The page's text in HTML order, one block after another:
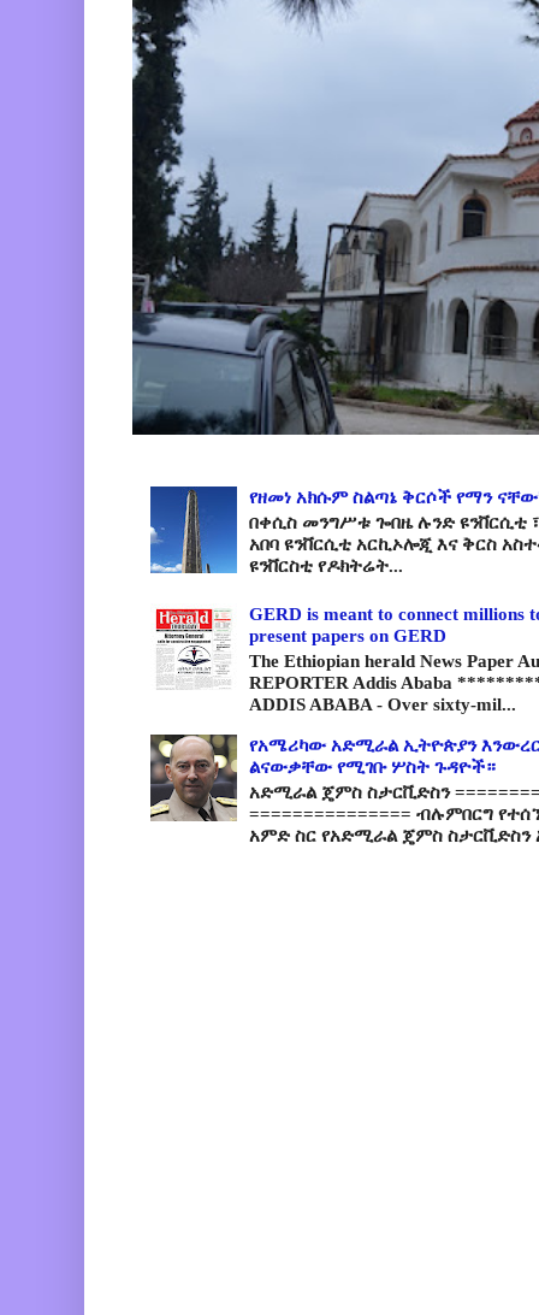
የዘመነ አክሱም ስልጣኔ ቅርሶች የማን
በቀሲስ መንግሥቱ ጐበዜ ሉንድ ዩንቨርሲቲ
አበባ ዩንቨርሲቲ አርኪኦሎጂ እና ቅርስ
ዩንቨርስቲ የዶክትሬት...
GERD is meant to connect millions
present papers on GERD
The Ethiopian herald News Paper
REPORTER Addis Ababa
ADDIS ABABA - Over sixty-mil...
የአሜሪካው አድሚራል ኢትዮጵያን
ልናውቃቸው የሚገቡ ሦስት ጉዳዮች።
አድሚራል ጄምስ ስታርቪድስን
=============== ብሉምበርግ
አምድ ስር የአድሚራል ጄምስ ስታርቪድስን